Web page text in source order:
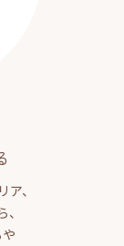
、